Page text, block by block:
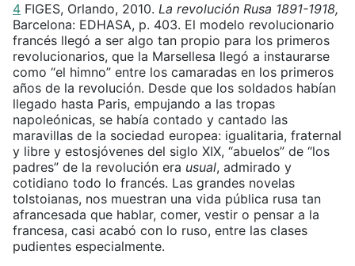
4 FIGES, Orlando, 2010. La revolución Rusa 1891-1918,
Barcelona: EDHASA, p. 403. El modelo revolucionario
francés llegó a ser algo tan propio para los primeros
revolucionarios, que la Marsellesa llegó a instaurarse
como “el himno” entre los camaradas en los primeros
años de la revolución. Desde que los soldados habían
llegado hasta Paris, empujando a las tropas
napoleónicas, se había contado y cantado las
maravillas de la sociedad europea: igualitaria, fraternal
y libre y estosjóvenes del siglo XIX, “abuelos” de “los
padres” de la revolución era usual, admirado y
cotidiano todo lo francés. Las grandes novelas
tolstoianas, nos muestran una vida pública rusa tan
afrancesada que hablar, comer, vestir o pensar a la
francesa, casi acabó con lo ruso, entre las clases
pudientes especialmente.